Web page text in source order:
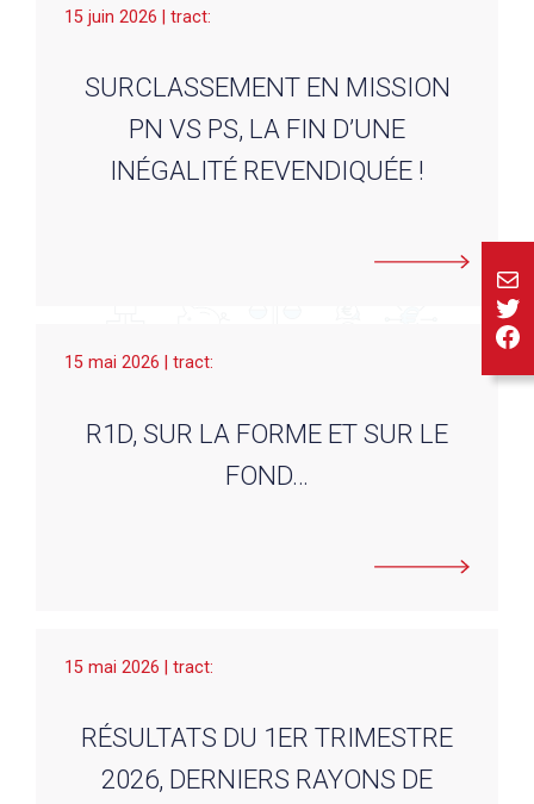
15 juin 2026 | tract:
SURCLASSEMENT EN MISSION
PN VS PS, LA FIN D’UNE
INÉGALITÉ REVENDIQUÉE !
15 mai 2026 | tract:
R1D, SUR LA FORME ET SUR LE
FOND…
15 mai 2026 | tract:
RÉSULTATS DU 1ER TRIMESTRE
2026, DERNIERS RAYONS DE
E-